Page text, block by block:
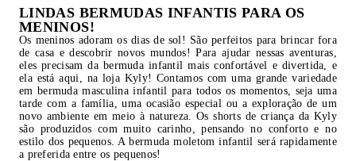
LINDAS BERMUDAS INFANTIS PARA OS
MENINOS!
Os meninos adoram os dias de sol! São perfeitos para brincar fora
de casa e descobrir novos mundos! Para ajudar nessas aventuras,
eles precisam da bermuda infantil mais confortável e divertida, e
ela está aqui, na loja Kyly! Contamos com uma grande variedade
em bermuda masculina infantil para todos os momentos, seja uma
tarde com a família, uma ocasião especial ou a exploração de um
novo ambiente em meio à natureza. Os shorts de criança da Kyly
são produzidos com muito carinho, pensando no conforto e no
estilo dos pequenos. A bermuda moletom infantil será rapidamente
a preferida entre os pequenos!